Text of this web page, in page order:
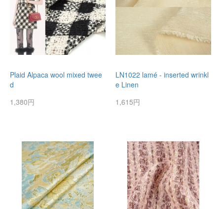
Plaid Alpaca wool mixed twee
d
1,380円
LN1022 lamé - inserted wrinkl
e Linen
1,615円